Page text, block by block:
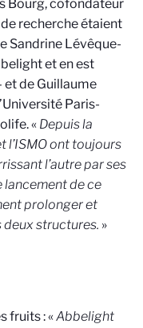
Bourg, cofondateur
de recherche étaient
Sandrine Lévêque-
et en est
de Guillaume
Paris-
« Depuis la
l’ISMO ont toujours
l’autre par ses
lancement de ce
prolonger et
structures. »
fruits : «Abbelight